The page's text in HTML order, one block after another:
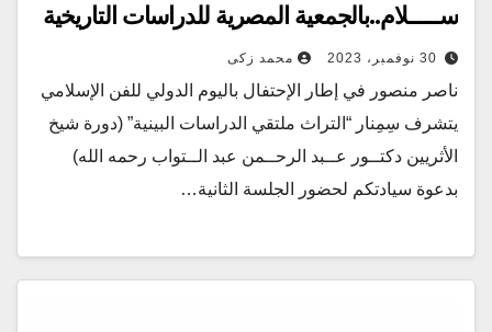
ســــــلام..بالجمعية المصرية للدراسات التاريخية
30 نوفمبر، 2023 محمد زكى
ناصر منصور في إطار الإحتفال باليوم الدولي للفن الإسلامي
يتشرف سِمِنار “التراث ملتقي الدراسات البينية” (دورة شيخ
الأثريين دكتــور عــبد الرحــمن عبد الــتواب رحمه الله)
بدعوة سيادتكم لحضور الجلسة الثانية…